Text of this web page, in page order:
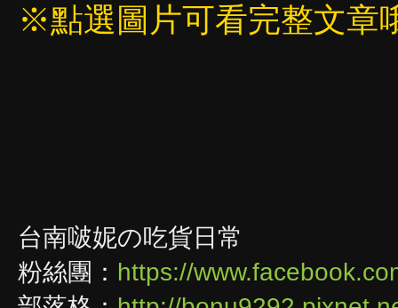
※點選圖片可看完整文章
台南啵妮の吃貨日常
粉絲團： https://